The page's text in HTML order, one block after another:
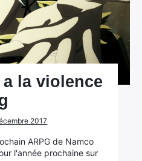
a la violence
2017
ARPG de Namco
l'année prochaine sur